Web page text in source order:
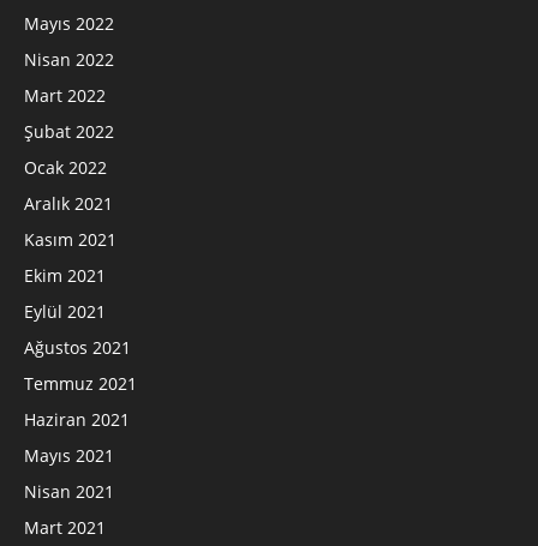
Mayıs 2022
Nisan 2022
Mart 2022
Şubat 2022
Ocak 2022
Aralık 2021
Kasım 2021
Ekim 2021
Eylül 2021
Ağustos 2021
Temmuz 2021
Haziran 2021
Mayıs 2021
Nisan 2021
Mart 2021